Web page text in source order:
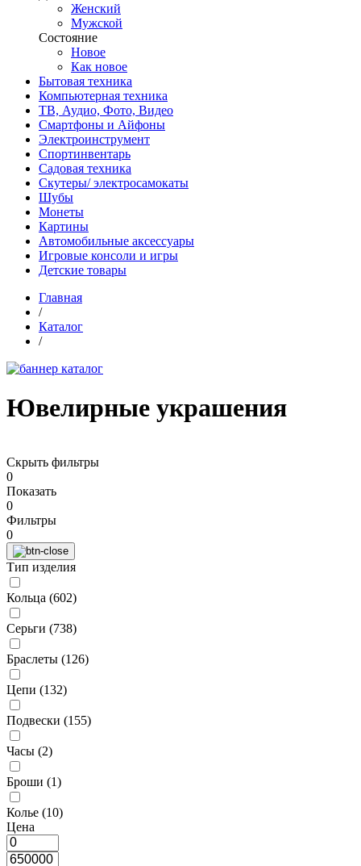
Женский
Мужской
Состояние
Новое
Как новое
Бытовая техника
Компьютерная техника
ТВ, Аудио, Фото, Видео
Смартфоны и Айфоны
Электроинструмент
Спортинвентарь
Садовая техника
Скутеры/ электросамокаты
Шубы
Монеты
Картины
Автомобильные аксессуары
Игровые консоли и игры
Детские товары
Главная
/
Каталог
/
Ювелирные украшения
Скрыть фильтры
0
Показать
0
Фильтры
0
Тип изделия
Кольца (602)
Серьги (738)
Браслеты (126)
Цепи (132)
Подвески (155)
Часы (2)
Броши (1)
Колье (10)
Цена